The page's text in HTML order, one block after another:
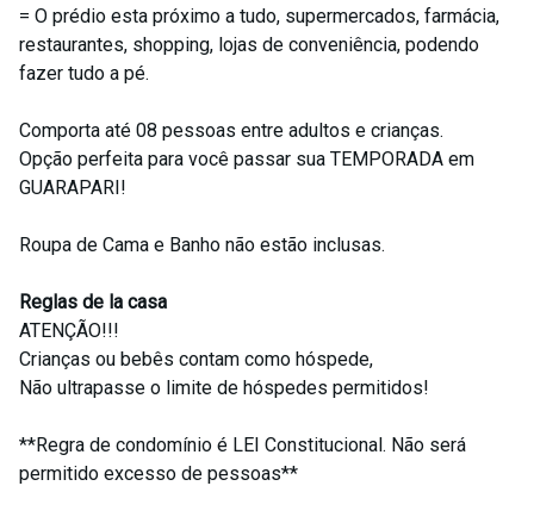
= O prédio esta próximo a tudo, supermercados, farmácia,
restaurantes, shopping, lojas de conveniência, podendo
fazer tudo a pé.
Comporta até 08 pessoas entre adultos e crianças.
Opção perfeita para você passar sua TEMPORADA em
GUARAPARI!
Roupa de Cama e Banho não estão inclusas.
Reglas de la casa
ATENÇÃO!!!
Crianças ou bebês contam como hóspede,
Não ultrapasse o limite de hóspedes permitidos!
**Regra de condomínio é LEI Constitucional. Não será
permitido excesso de pessoas**